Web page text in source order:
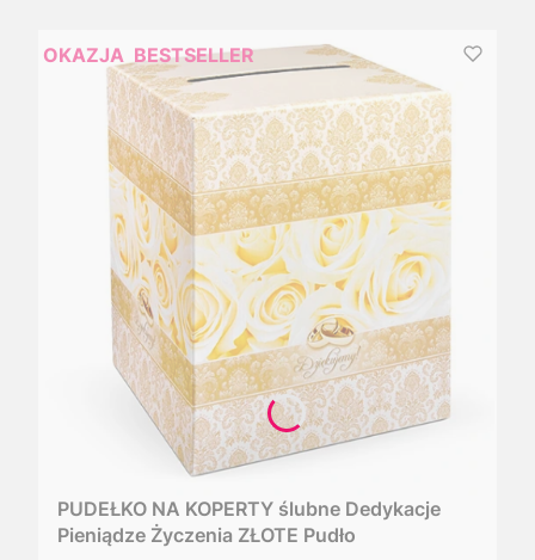
OKAZJA BESTSELLER
PUDEŁKO NA KOPERTY ślubne Dedykacje
Pieniądze Życzenia ZŁOTE Pudło